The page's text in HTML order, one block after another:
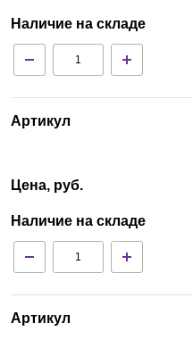
Наличие на складе
Артикул
Цена, руб.
Наличие на складе
Артикул